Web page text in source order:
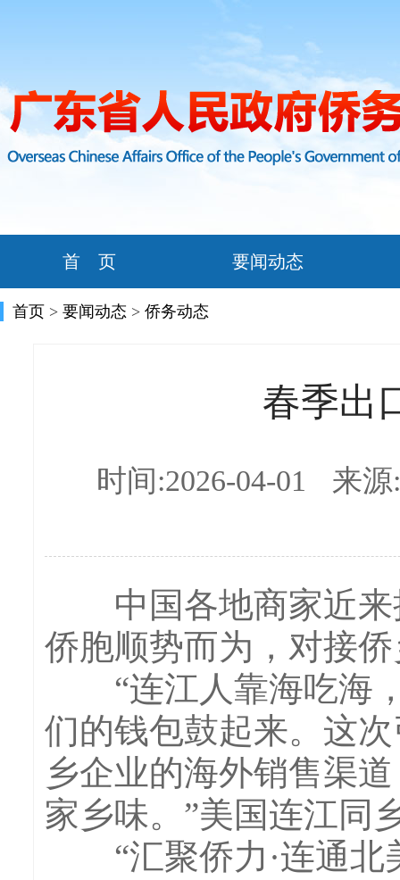
首 页 要闻动态
首页 > 要闻动态 > 侨务动态
春季出
时间:2026-04-01 来源
中国各地商家近来
侨胞顺势而为，对接
“连江人靠海吃海，
们的钱包鼓起来。这
乡企业的海外销售渠
家乡味。”美国连江同
“汇聚侨力·连通北